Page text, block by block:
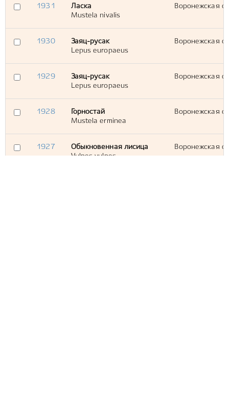
1931
Ласка
Mustela nivalis
Воронежская
1930
Заяц-русак
Lepus europaeus
Воронежская
1929
Заяц-русак
Lepus europaeus
Воронежская
1928
Горностай
Mustela erminea
Воронежская
1927
Обыкновенная лисица
Vulpes vulpes
Воронежская